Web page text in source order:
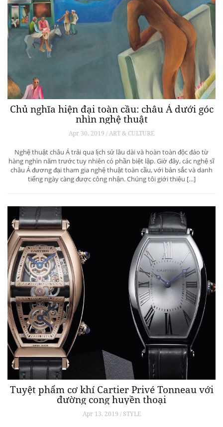
Chủ nghĩa hiện đại toàn cầu: châu Á dưới góc
nhìn nghệ thuật
Apr 30, 2019 / ART & CULTURE
Nghệ thuật châu Á trải qua lịch sử lâu dài và hoàn toàn độc đáo từ
hàng nghìn năm trước tuy nhiên có phần biệt lập. Giờ đây, các nghệ sĩ
châu Á đương đại tham gia nghệ thuật toàn cầu, với bản sắc và danh
tiếng ngày càng được công nhận. Chúng tôi giới thiệu […]
Tuyệt phẩm cơ khí Cartier Privé Tonneau với
đường cong huyền thoại
Apr 13, 2019 / STYLE